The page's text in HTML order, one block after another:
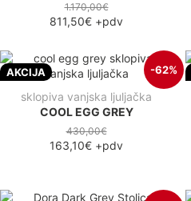
1.170,00€
811,50€ +pdv
AKCIJA -62%
sklopiva vanjska ljuljačka
COOL EGG GREY
430,00€
163,10€ +pdv